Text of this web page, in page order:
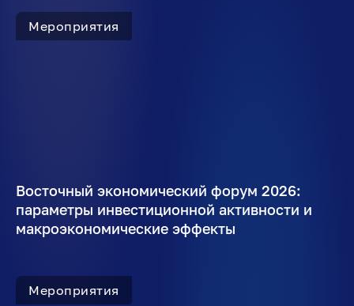
Мероприятия
Восточный экономический форум 2026:
параметры инвестиционной активности и
макроэкономические эффекты
Мероприятия